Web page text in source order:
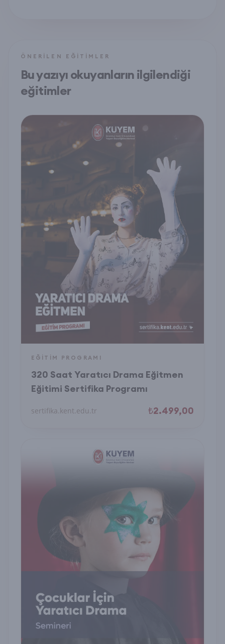
ÖNERILEN EĞITIMLER
Bu yazıyı okuyanların ilgilendiği
eğitimler
EĞITIM PROGRAMI
320 Saat Yaratıcı Drama Eğitmen
Eğitimi Sertifika Programı
sertifika.kent.edu.tr ₺2.499,00